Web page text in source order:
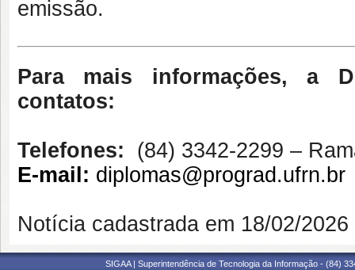
emissão.
Para mais informações, a
contatos:
Telefones:
(84) 3342-2299 –
E-mail: diplomas@prograd.ufrn.br
Notícia cadastrada em 18/02/
SIGAA | Superintendência de Tecnologia da Informação - (84)